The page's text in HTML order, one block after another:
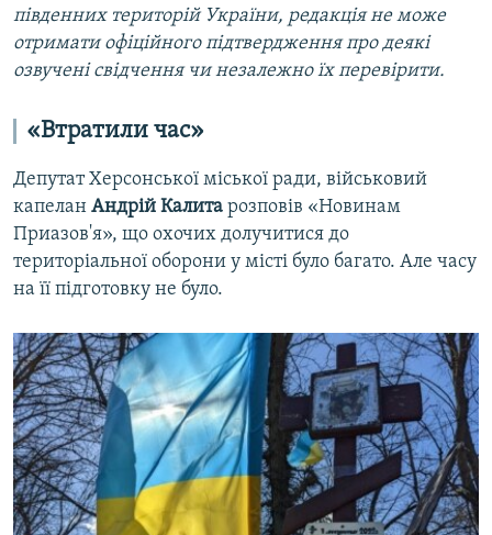
південних територій України, редакція не може
отримати офіційного підтвердження про деякі
озвучені свідчення чи незалежно їх перевірити.
«Втратили час»
Депутат Херсонської міської ради, військовий
капелан Андрій Калита розповів «Новинам
Приазов'я», що охочих долучитися до
територіальної оборони у місті було багато. Але часу
на її підготовку не було.